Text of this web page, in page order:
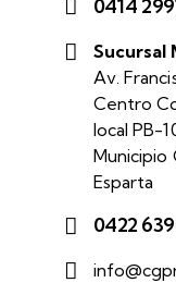
0414
Sucursal
Av.
Centro
local PB-
Municipio
Esparta
0422